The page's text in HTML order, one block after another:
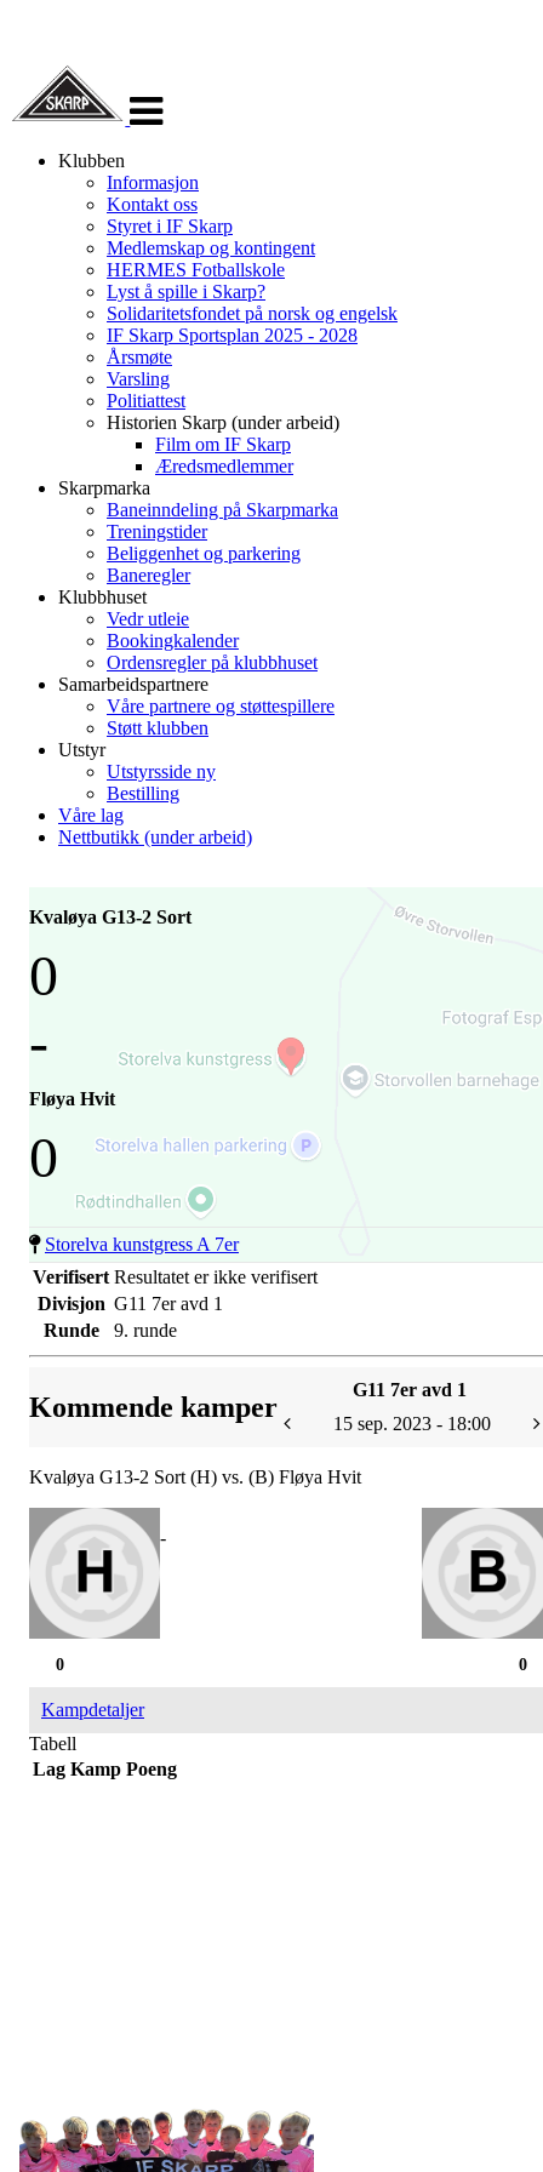
navigasjon
Klubben
Informasjon
Kontakt oss
Styret i IF Skarp
Medlemskap og kontingent
HERMES Fotballskole
Lyst å spille i Skarp?
Solidaritetsfondet på norsk og engelsk
IF Skarp Sportsplan 2025 - 2028
Årsmøte
Varsling
Politiattest
Historien Skarp (under arbeid)
Film om IF Skarp
Æredsmedlemmer
Skarpmarka
Baneinndeling på Skarpmarka
Treningstider
Beliggenhet og parkering
Baneregler
Klubbhuset
Vedr utleie
Bookingkalender
Ordensregler på klubbhuset
Samarbeidspartnere
Våre partnere og støttespillere
Støtt klubben
Utstyr
Utstyrsside ny
Bestilling
Våre lag
Nettbutikk (under arbeid)
Kvaløya G13-2 Sort
0
-
Fløya Hvit
0
Storelva kunstgress A 7er
Verifisert Resultatet er ikke verifisert
Divisjon G11 7er avd 1
Runde
9. runde
Kommende kamper
G11 7er avd 1
15 sep. 2023 - 18:00
Kvaløya G13-2 Sort (H) vs. (B) Fløya Hvit
-
0
0
Kampdetaljer
Tabell
Lag Kamp Poeng